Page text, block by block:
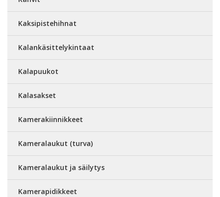
Kaksipistehihnat
Kalankäsittelykintaat
Kalapuukot
Kalasakset
Kamerakiinnikkeet
Kameralaukut (turva)
Kameralaukut ja säilytys
Kamerapidikkeet